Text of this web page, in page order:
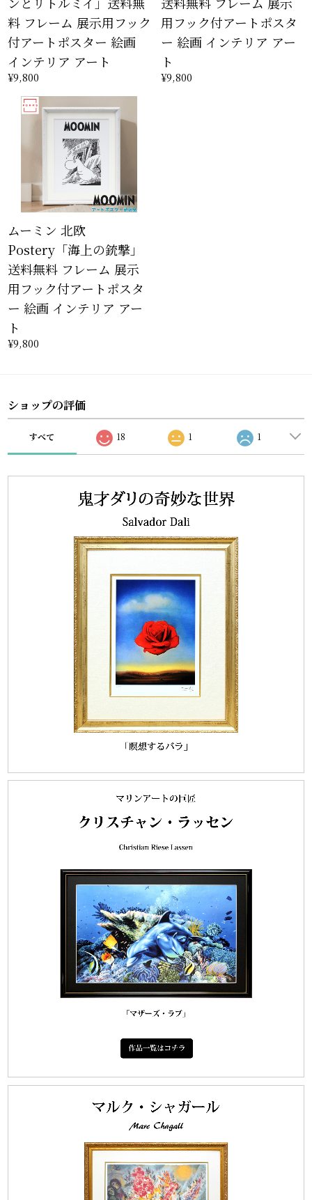
料 フレーム 展示用フック
付アートポスター 絵画
インテリア アート
¥9,800
用フック付アートポスタ
ー 絵画 インテリア アー
ト
¥9,800
ムーミン 北欧
Postery「海上の銃撃」
送料無料 フレーム 展示
用フック付アートポスタ
ー 絵画 インテリア アー
ト
¥9,800
ショップの評価
すべて 18 1 1